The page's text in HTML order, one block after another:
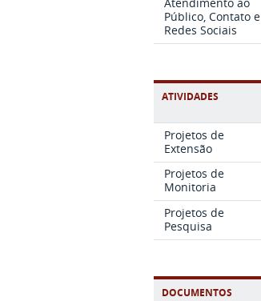
Público, Contato e
Redes Sociais
ATIVIDADES
Projetos de
Extensão
Projetos de
Monitoria
Projetos de
Pesquisa
DOCUMENTOS